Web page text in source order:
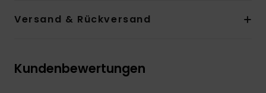
Versand & Rückversand
Kundenbewertungen